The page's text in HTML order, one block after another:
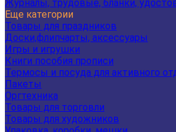
Журналы, трудовые, бланки,
Еще категории
Товары для праздников
Доски,флипчарты, аксессуары
Игры и игрушки
Книги пособия прописи
Термосы и посуда для активного
Пакеты
Оргтехника
Товары для торговли
Товары для художников